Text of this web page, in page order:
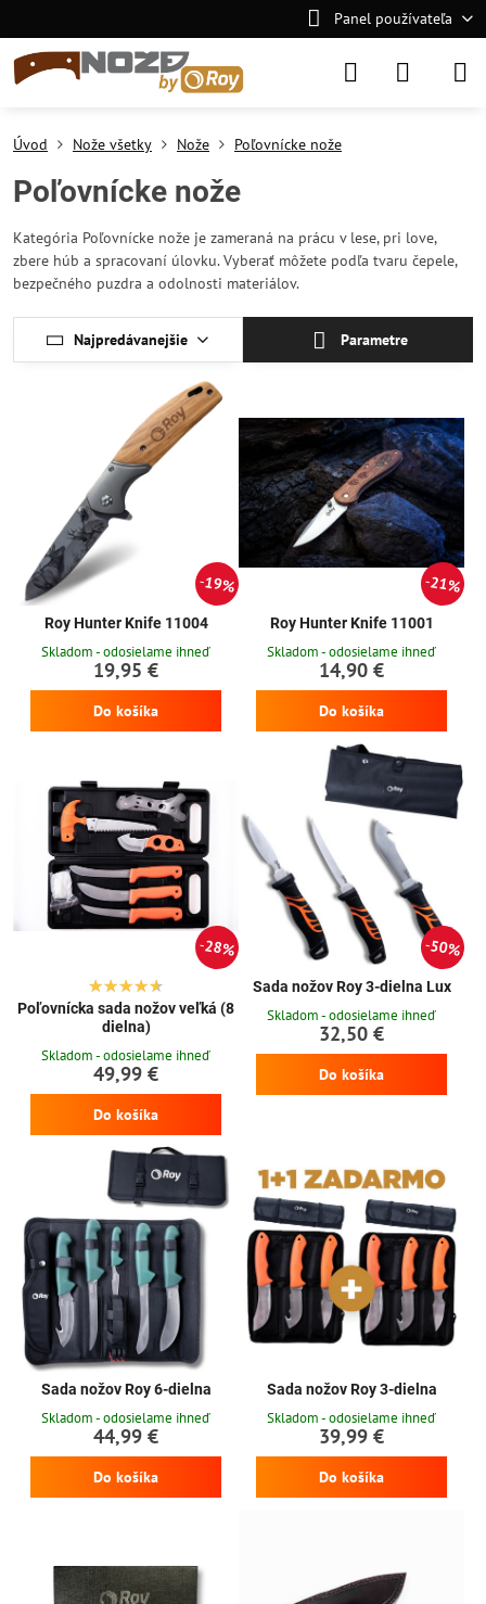
Panel používateľa
Úvod Nože všetky Nože Poľovnícke nože
Poľovnícke nože
Kategória Poľovnícke nože je zameraná na prácu v lese, pri love,
zbere húb a spracovaní úlovku. Vyberať môžete podľa tvaru čepele,
bezpečného puzdra a odolnosti materiálov.
Najpredávanejšie Parametre
19%
Roy Hunter Knife 11004
Skladom - odosielame ihneď
19,95 €
Do košíka
21%
Roy Hunter Knife 11001
Skladom - odosielame ihneď
14,90 €
Do košíka
28%
Poľovnícka sada nožov veľká (8
dielna)
Skladom - odosielame ihneď
49,99 €
Do košíka
50%
Sada nožov Roy 3-dielna Lux
Skladom - odosielame ihneď
32,50 €
Do košíka
Sada nožov Roy 6-dielna
Skladom - odosielame ihneď
44,99 €
Do košíka
Sada nožov Roy 3-dielna
Skladom - odosielame ihneď
39,99 €
Do košíka